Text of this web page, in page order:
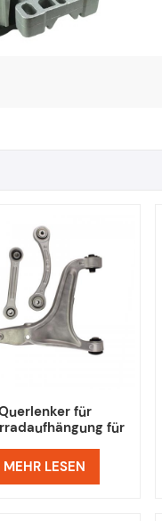
für
für
Quattroporte
MEHR LESEN